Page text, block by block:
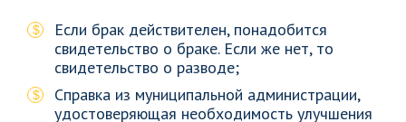
Если брак действителен, понадобится
свидетельство о браке. Если же нет, то
свидетельство о разводе;
Справка из муниципальной администрации,
удостоверяющая необходимость улучшения